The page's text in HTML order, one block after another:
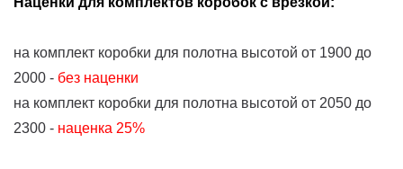
на комплект коробки для полотна высотой от 1900 до
2000 - без наценки
на комплект коробки для полотна высотой от 2050 до
2300 - наценка 25%